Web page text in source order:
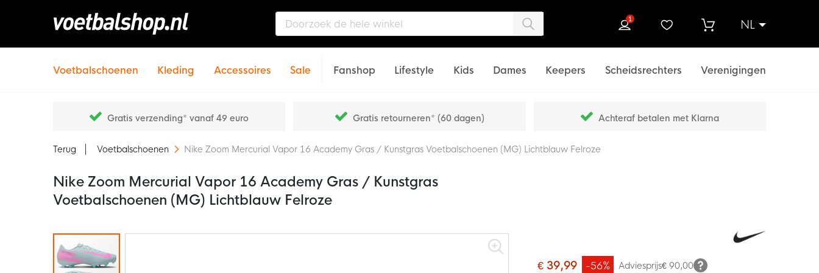
NL
1
Voetbalschoenen Kleding Accessoires Sale Fanshop Lifestyle Kids Dames Keepers Scheidsrechters Verenigingen
Gratis verzending* vanaf 49 euro Gratis retourneren* (60 dagen) Achteraf betalen met Klarna
Terug Voetbalschoenen Nike Zoom Mercurial Vapor 16 Academy Gras / Kunstgras Voetbalschoenen (MG) Lichtblauw Felroze
Nike Zoom Mercurial Vapor 16 Academy Gras / Kunstgras
Voetbalschoenen (MG) Lichtblauw Felroze
Ga
naar
het
einde
€ 39,99 Adviesprijs€ 90,00
-56%